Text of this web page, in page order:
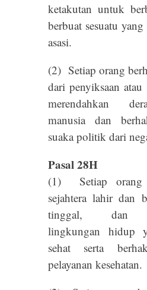
ketakutan untuk
berbuat sesuatu
asasi.
(2) Setiap orang
dari penyiksaan
merendahkan
manusia dan
suaka politik dari
Pasal 28H
(1) Setiap orang
sejahtera lahir dan
tinggal, dan
lingkungan hidup
sehat serta
pelayanan kesehatan.